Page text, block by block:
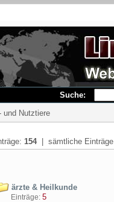
Suche:
und Nutztiere
154| sämtliche Einträge
ärzte & Heilkunde
Einträge: 5